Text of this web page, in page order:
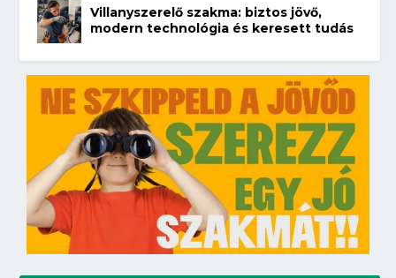
Villanyszerelő szakma: biztos jövő,
modern technológia és keresett tudás